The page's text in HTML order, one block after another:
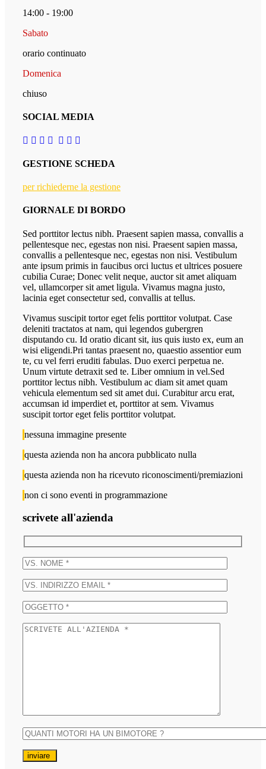
14:00 - 19:00
Sabato
orario continuato
Domenica
chiuso
SOCIAL MEDIA
GESTIONE SCHEDA
per richiederne la gestione
GIORNALE DI BORDO
Sed porttitor lectus nibh. Praesent sapien massa, convallis a
pellentesque nec, egestas non nisi. Praesent sapien massa,
convallis a pellentesque nec, egestas non nisi. Vestibulum
ante ipsum primis in faucibus orci luctus et ultrices posuere
cubilia Curae; Donec velit neque, auctor sit amet aliquam
vel, ullamcorper sit amet ligula. Vivamus magna justo,
lacinia eget consectetur sed, convallis at tellus.
Vivamus suscipit tortor eget felis porttitor volutpat. Case
deleniti tractatos at nam, qui legendos gubergren
disputando cu. Id oratio dicant sit, ius quis iusto ex, eum an
wisi eligendi.Pri tantas praesent no, quaestio assentior eum
te, cu vel ferri eruditi fabulas. Duo exerci perpetua ne.
Unum virtute detraxit sed te. Liber omnium in vel.Sed
porttitor lectus nibh. Vestibulum ac diam sit amet quam
vehicula elementum sed sit amet dui. Curabitur arcu erat,
accumsan id imperdiet et, porttitor at sem. Vivamus
suscipit tortor eget felis porttitor volutpat.
nessuna immagine presente
questa azienda non ha ancora pubblicato nulla
questa azienda non ha ricevuto riconoscimenti/premiazioni
non ci sono eventi in programmazione
scrivete all'azienda
inviare